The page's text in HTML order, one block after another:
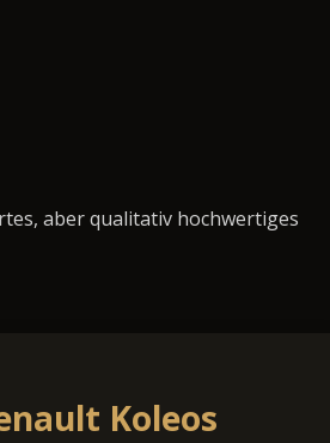
aber qualitativ hochwertiges
Koleos